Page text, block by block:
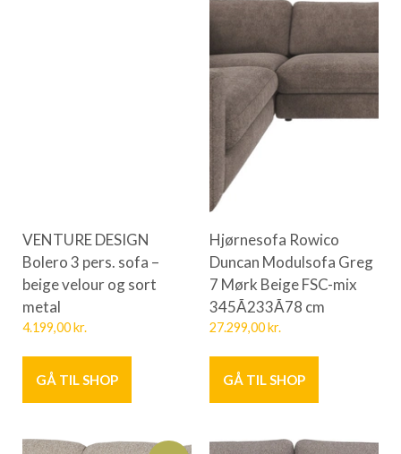
VENTURE DESIGN
Bolero 3 pers. sofa –
beige velour og sort
metal
4.199,00kr.
GÅ TIL SHOP
Hjørnesofa Rowico
Duncan Modulsofa Greg
7 Mørk Beige FSC-mix
345Ã233Ã78 cm
27.299,00kr.
GÅ TIL SHOP